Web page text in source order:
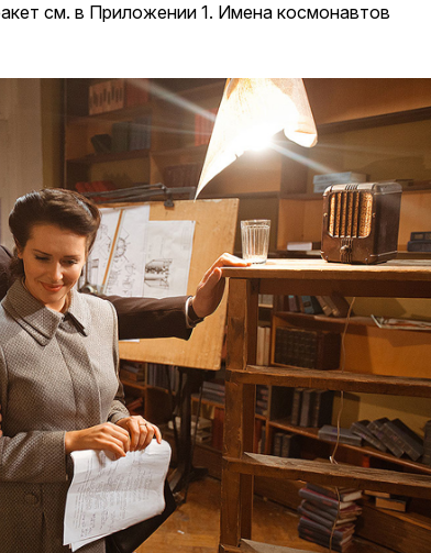
см. в Приложении 1. Имена космонавтов